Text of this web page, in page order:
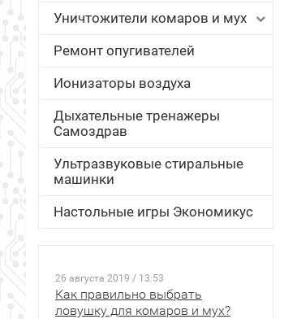
Уничтожители комаров и мух
Ремонт опугивателей
Ионизаторы воздуха
Дыхательные тренажеры
Самоздрав
Ультразвуковые стиральные
машинки
Настольные игры Экономикус
26 августа 2019 / 13:53
Как правильно выбрать
ловушку для комаров и мух?